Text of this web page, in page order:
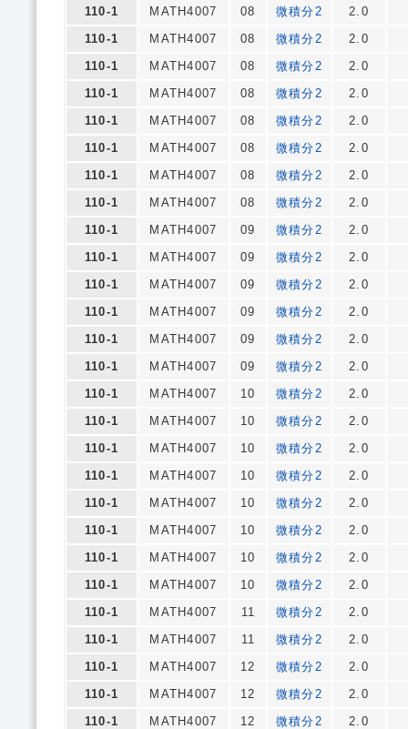
110-1
MATH4007 08 微積分2
2.0
110-1
MATH4007 08 微積分2
2.0
110-1
MATH4007 08 微積分2
2.0
110-1
MATH4007 08 微積分2
2.0
110-1
MATH4007 08 微積分2
2.0
110-1
MATH4007 08 微積分2
2.0
110-1
MATH4007 08 微積分2
2.0
110-1
MATH4007 08 微積分2
2.0
110-1
MATH4007 09 微積分2
2.0
110-1
MATH4007 09 微積分2
2.0
110-1
MATH4007 09 微積分2
2.0
110-1
MATH4007 09 微積分2
2.0
110-1
MATH4007 09 微積分2
2.0
110-1
MATH4007 09 微積分2
2.0
110-1
MATH4007 10 微積分2
2.0
110-1
MATH4007 10 微積分2
2.0
110-1
MATH4007 10 微積分2
2.0
110-1
MATH4007 10 微積分2
2.0
110-1
MATH4007 10 微積分2
2.0
110-1
MATH4007 10 微積分2
2.0
110-1
MATH4007 10 微積分2
2.0
110-1
MATH4007 10 微積分2
2.0
110-1
MATH4007 11 微積分2
2.0
110-1
MATH4007 11 微積分2
2.0
110-1
MATH4007 12 微積分2
2.0
110-1
MATH4007 12 微積分2
2.0
110-1
MATH4007 12 微積分2 2.0